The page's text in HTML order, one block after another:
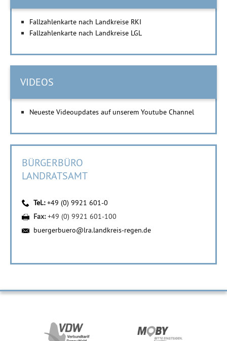
Fallzahlenkarte nach Landkreise RKI
Fallzahlenkarte nach Landkreise LGL
VIDEOS
Neueste Videoupdates auf unserem Youtube Channel
BÜRGERBÜRO
LANDRATSAMT
Tel.:+49 (0) 9921 601-0
Fax:+49 (0) 9921 601-100
buergerbuero@lra.landkreis-regen.de